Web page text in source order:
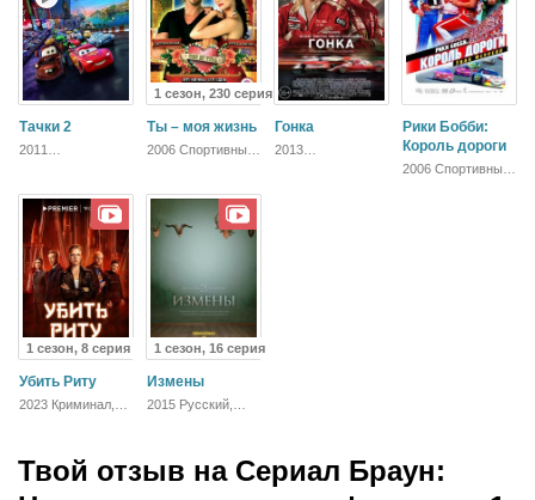
Тачки 2
2011
Полнометражный,
Спортивный,
Комедия,
Зарубежный
1 сезон, 230 серия
Ты – моя жизнь
2006 Спортивный,
Мелодрама
Гонка
2013
Рики Бобби:
Король дороги
2006 Спортивный,
1 сезон, 8 серия
Убить Риту
2023 Криминал,
1 сезон, 16 серия
Измены
2015 Русский,
Твой отзыв на Сериал Браун: